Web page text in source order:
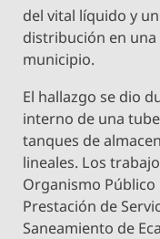
del vital líquido y
distribución en una
municipio.
El hallazgo se dio
interno de una
tanques de
lineales. Los
Organismo
Prestación de
Saneamiento de